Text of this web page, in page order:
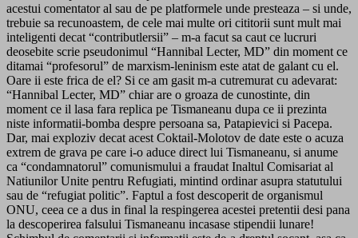
acestui comentator al sau de pe platformele unde presteaza – si unde,
trebuie sa recunoastem, de cele mai multe ori cititorii sunt mult mai
inteligenti decat “contributlersii” – m-a facut sa caut ce lucruri
deosebite scrie pseudonimul “Hannibal Lecter, MD” din moment ce
ditamai “profesorul” de marxism-leninism este atat de galant cu el.
Oare ii este frica de el? Si ce am gasit m-a cutremurat cu adevarat:
“Hannibal Lecter, MD” chiar are o groaza de cunostinte, din
moment ce il lasa fara replica pe Tismaneanu dupa ce ii prezinta
niste informatii-bomba despre persoana sa, Patapievici si Pacepa.
Dar, mai exploziv decat acest Coktail-Molotov de date este o acuza
extrem de grava pe care i-o aduce direct lui Tismaneanu, si anume
ca “condamnatorul” comunismului a fraudat Inaltul Comisariat al
Natiunilor Unite pentru Refugiati, mintind ordinar asupra statutului
sau de “refugiat politic”. Faptul a fost descoperit de organismul
ONU, ceea ce a dus in final la respingerea acestei pretentii desi pana
la descoperirea falsului Tismaneanu incasase stipendii lunare!